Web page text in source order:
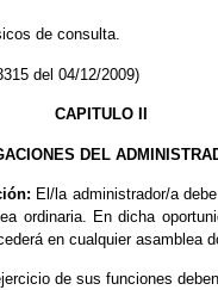
de consulta.
del 04/12/2009)
CAPITULO II
DEL
El/la administrador/a
ordinaria. En dicha
en cualquier asamblea
de sus funciones